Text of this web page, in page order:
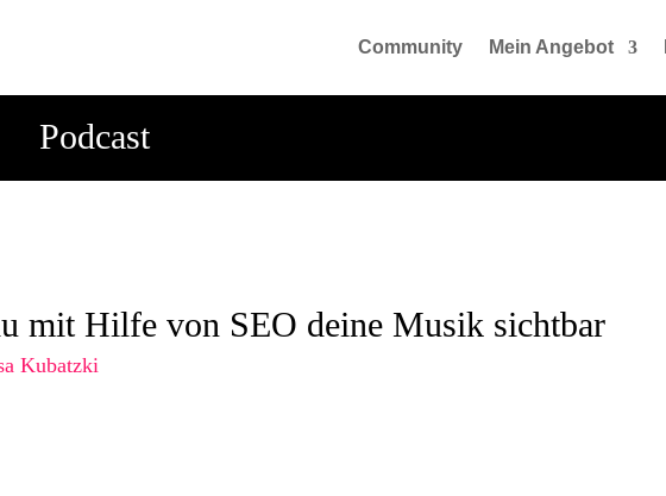
Community Mein Angebot
Podcast
mit Hilfe von SEO deine Musik sichtbar
Kubatzki